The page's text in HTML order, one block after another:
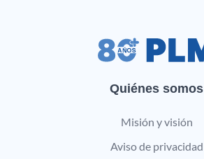
Quiénes somos
Misión y visión
Aviso de privacidad